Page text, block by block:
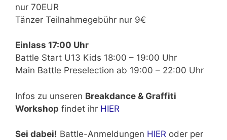
nur 70EUR
Tänzer Teilnahmegebühr nur 9€
Einlass 17:00 Uhr
Battle Start U13 Kids 18:00 – 19:00 Uhr
Main Battle Preselection ab 19:00 – 22:00 Uhr
Infos zu unseren Breakdance & Graffiti
Workshop findet ihr HIER
Sei dabei! Battle-Anmeldungen HIER oder per